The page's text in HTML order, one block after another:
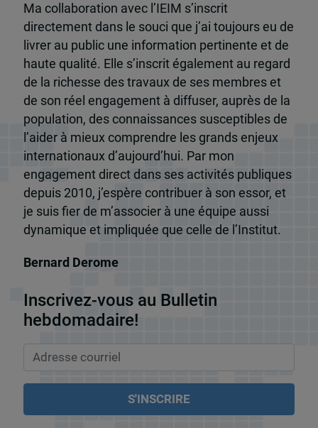
Ma collaboration avec l’IEIM s’inscrit
directement dans le souci que j’ai toujours eu de
livrer au public une information pertinente et de
haute qualité. Elle s’inscrit également au regard
de la richesse des travaux de ses membres et
de son réel engagement à diffuser, auprès de la
population, des connaissances susceptibles de
l’aider à mieux comprendre les grands enjeux
internationaux d’aujourd’hui. Par mon
engagement direct dans ses activités publiques
depuis 2010, j’espère contribuer à son essor, et
je suis fier de m’associer à une équipe aussi
dynamique et impliquée que celle de l’Institut.
Bernard Derome
Inscrivez-vous au Bulletin
hebdomadaire!